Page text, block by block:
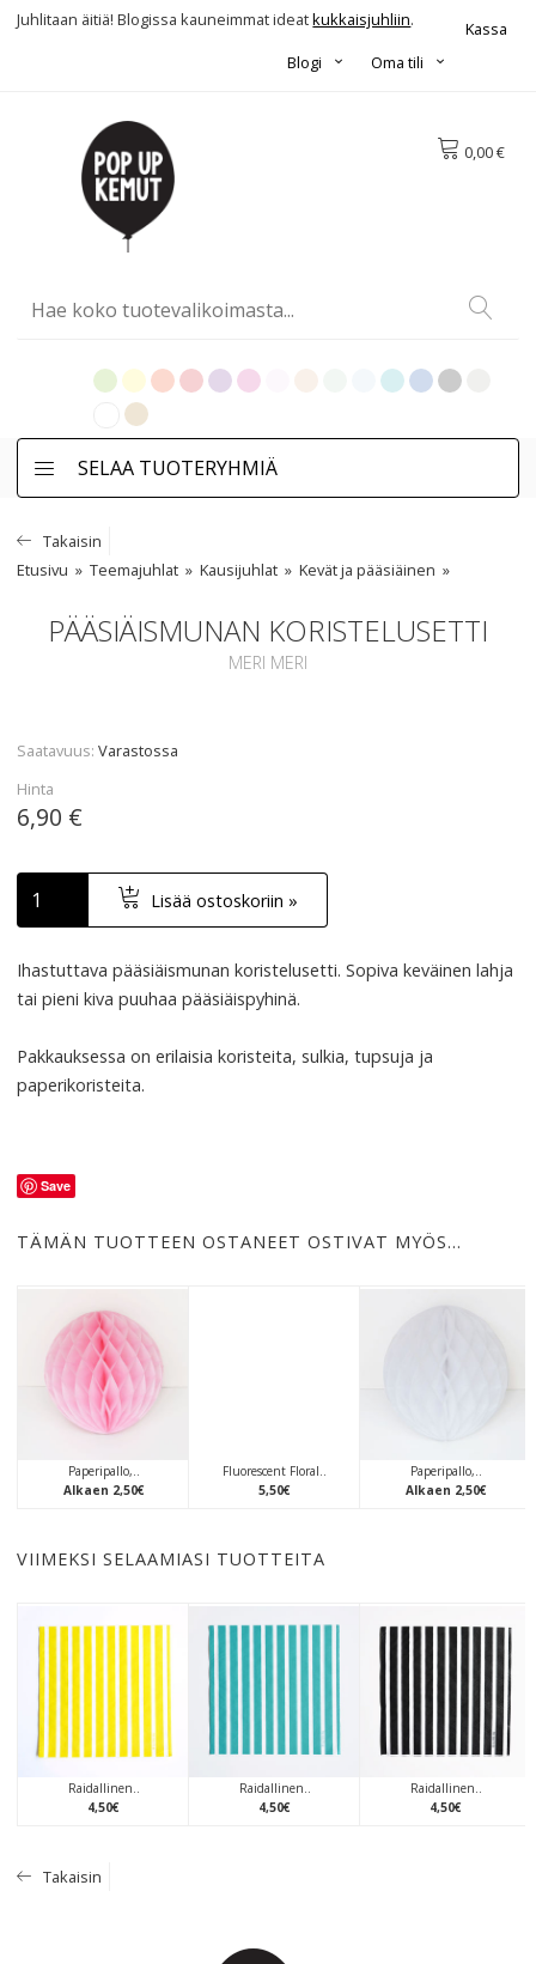
Juhlitaan äitiä! Blogissa kauneimmat ideatkukkaisjuhliin.
Kassa
Oma tili
Blogi
0,00 €
SELAA TUOTERYHMIÄ
Takaisin
Etusivu
Teemajuhlat Kausijuhlat Kevät ja pääsiäinen
PÄÄSIÄISMUNAN KORISTELUSETTI
MERI MERI
Saatavuus Varastossa
Hinta
6,90 €
Lisää ostoskoriin »
Ihastuttava pääsiäismunan koristelusetti. Sopiva keväinen lahja
tai pieni kiva puuhaa pääsiäispyhinä.
Pakkauksessa on erilaisia koristeita, sulkia, tupsuja ja
paperikoristeita.
Save
TÄMÄN TUOTTEEN OSTANEET OSTIVAT MYÖS…
Paperipallo,..
Alkaen 2,50€
Fluorescent Floral..
5,50€
Paperipallo,..
Alkaen 2,50€
VIIMEKSI SELAAMIASI TUOTTEITA
Raidallinen..
4,50€
Raidallinen..
4,50€
Raidallinen..
4,50€
Takaisin